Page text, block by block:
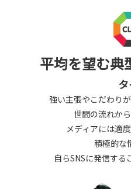
平均を望む典
強い主張やこだわり
世間の流れか
メディアには適
積極的な
自らSNSに発信する